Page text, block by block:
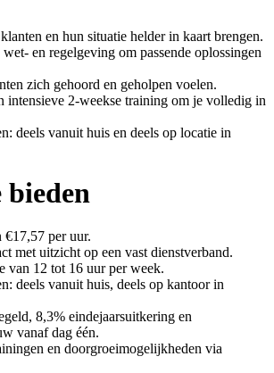
en hun situatie helder in kaart brengen.
wet- en regelgeving om passende oplossingen
zich gehoord en geholpen voelen.
intensieve 2-weekse training om je volledig in
deels vanuit huis en deels op locatie in
bieden
€17,57 per uur.
met uitzicht op een vast dienstverband.
van 12 tot 16 uur per week.
deels vanuit huis, deels op kantoor in
8,3% eindejaarsuitkering en
vanaf dag één.
en doorgroeimogelijkheden via